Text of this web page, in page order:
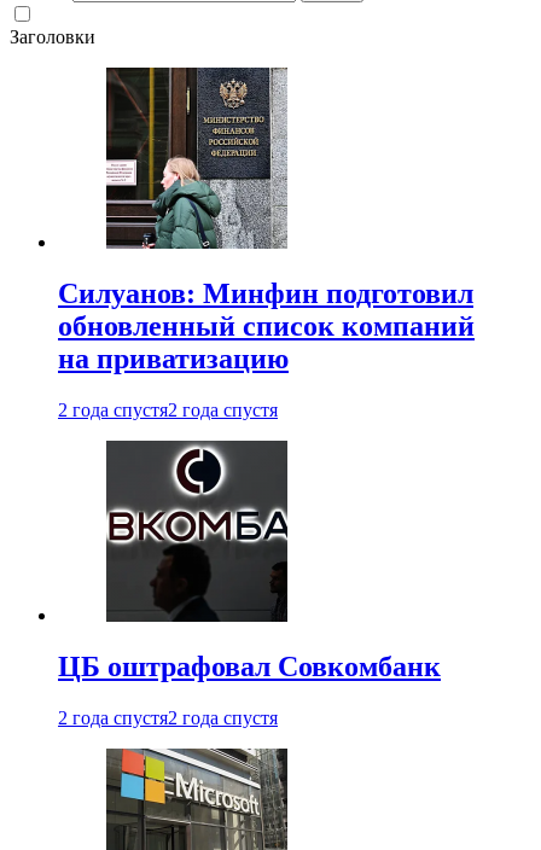
Заголовки
Силуанов: Минфин подготовил
обновленный список компаний
на приватизацию
2 года спустя2 года спустя
ЦБ оштрафовал Совкомбанк
2 года спустя2 года спустя